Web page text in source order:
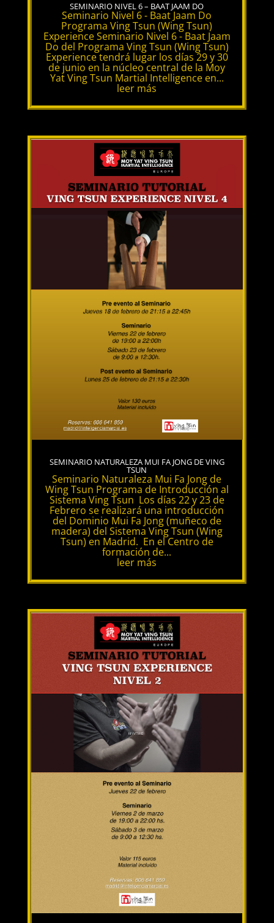
SEMINARIO NIVEL 6 – BAAT JAAM DO
Seminario Nivel 6 - Baat Jaam Do
Programa Ving Tsun (Wing Tsun)
Experience Seminario Nivel 6 - Baat Jaam
Do del Programa Ving Tsun (Wing Tsun)
Experience tendrá lugar los días 29 y 30
de junio en la núcleo central de la Moy
Yat Ving Tsun Martial Intelligence en...
leer más
SEMINARIO NATURALEZA MUI FA JONG DE VING
TSUN
Seminario Naturaleza Mui Fa Jong de
Wing Tsun Programa de Introducción al
Sistema Ving Tsun Los días 22 y 23 de
Febrero se realizará una introducción
del Dominio Mui Fa Jong (muñeco de
madera) del Sistema Ving Tsun (Wing
Tsun) en Madrid. En el Centro de
formación de...
leer más